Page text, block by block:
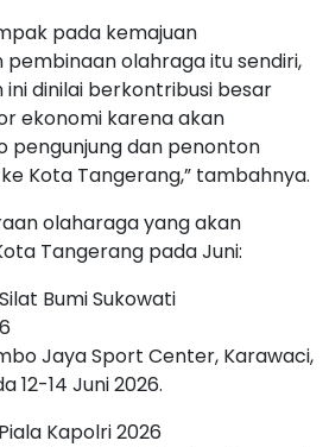
pada kemajuan
olahraga itu sendiri,
dinilai berkontribusi besar
ekonomi karena akan
pengunjung dan penonton
Kota Tangerang,” tambahnya.
olaharaga yang akan
Tangerang pada Juni:
Bumi Sukowati
Jaya Sport Center, Karawaci,
12-14 Juni 2026.
Kapolri 2026